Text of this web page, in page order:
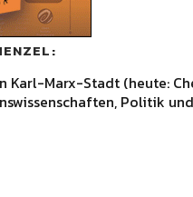
Karl-Marx-Stadt (heute:
Politik